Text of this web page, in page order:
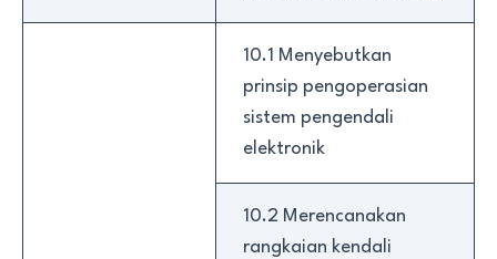
10.1 Menyebutkan
prinsip pengoperasian
sistem pengendali
elektronik
10.2 Merencanakan
rangkaian kendali